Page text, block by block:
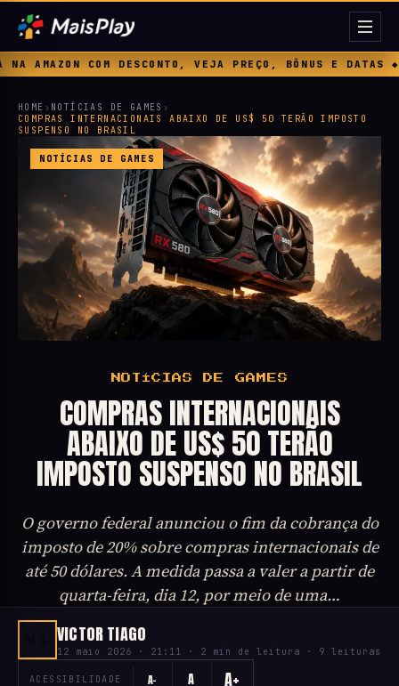
VEJA PREÇO, BÔNUS E DATAS ◆ DEPOIS DAS
HOME › NOTÍCIAS DE GAMES ›
COMPRAS INTERNACIONAIS ABAIXO DE US$ 50 TERÃO IMPOSTO
SUSPENSO NO BRASIL
NOTÍCIAS DE GAMES
NOTÍCIAS DE GAMES
COMPRAS INTERNACIONAIS
ABAIXO DE US$ 50 TERÃO
IMPOSTO SUSPENSO NO BRASIL
O governo federal anunciou o fim da cobrança do
imposto de 20% sobre compras internacionais de
até 50 dólares. A medida passa a valer a partir de
quarta-feira, dia 12, por meio de uma…
VICTOR TIAGO
12 maio 2026 · 21:11 · 2 min de leitura · 9 leituras
ACESSIBILIDADE A− A A+